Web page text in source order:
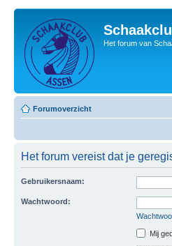
Het forum van
Forumoverzicht
Het forum vereist dat je
Gebruikersnaam:
Wachtwoord:
Mij